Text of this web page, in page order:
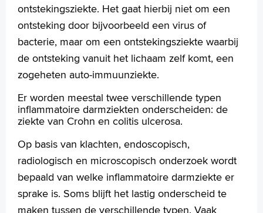
Homepage
Praktische informatie
Specialismen
Werken en leren
Medewerkers
Contact
MijnASz
Verwijzers
ontstekingsziekte. Het gaat hierbij niet om een
ontsteking door bijvoorbeeld een virus of
bacterie, maar om een ontstekingsziekte waarbij
de ontsteking vanuit het lichaam zelf komt, een
zogeheten auto-immuunziekte.
Er worden meestal twee verschillende typen
inflammatoire darmziekten onderscheiden: de
ziekte van Crohn en colitis ulcerosa.
Op basis van klachten, endoscopisch,
radiologisch en microscopisch onderzoek wordt
bepaald van welke inflammatoire darmziekte er
sprake is. Soms blijft het lastig onderscheid te
maken tussen de verschillende typen. Vaak